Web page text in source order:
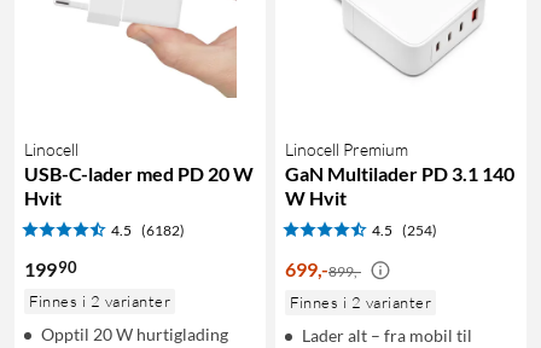
Linocell
USB-C-lader med PD 20 W
Hvit
4.5 (6182)
19990
Finnes i 2 varianter
Opptil 20 W hurtiglading
Linocell Premium
GaN Multilader PD 3.1 140
W Hvit
4.5 (254)
699,-899,-
Finnes i 2 varianter
Lader alt – fra mobil til